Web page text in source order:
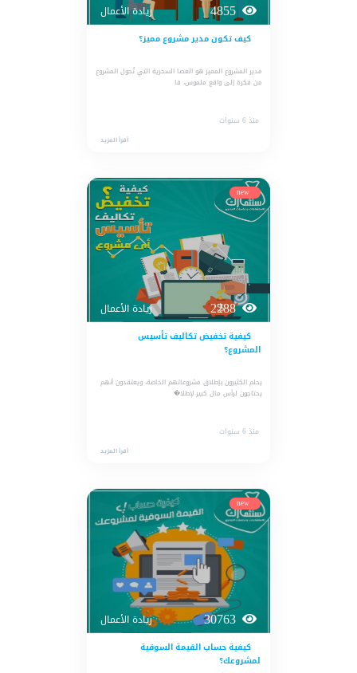
4855 ريادة الأعمال
كيف تكون مدير مشروع مميز؟
مدير المشروع المميز هو العصا السحرية التي تُحول المشروع
من فكرة إلى واقع ملموس، فا
منذ 6 سنوات
أقرأ المزيد
new
2288 ريادة الأعمال
كيفية تخفيض تكاليف تأسيس
المشروع؟
يحلم الكثيرون بإطلاق مشروعاتهم الخاصة، ويعتقدون أنهم
يحتاجون لرأس مال كبير لإطلا�
منذ 6 سنوات
أقرأ المزيد
new
ريادة الأعمال
كيفية حساب القيمة السوقية
لمشروعك؟